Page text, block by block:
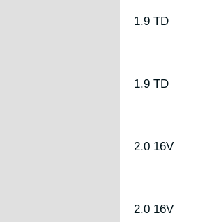
1.9 TD
1.9 TD
2.0 16V
2.0 16V